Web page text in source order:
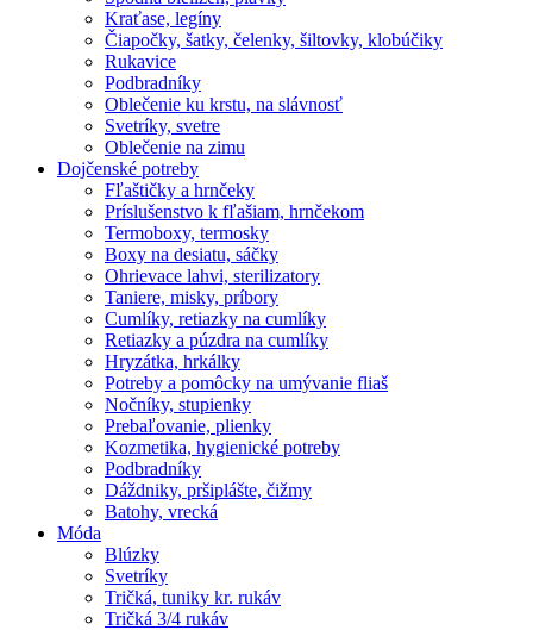
Kraťase, legíny
Čiapočky, šatky, čelenky, šiltovky, klobúčiky
Rukavice
Podbradníky
Oblečenie ku krstu, na slávnosť
Svetríky, svetre
Oblečenie na zimu
Dojčenské potreby
Fľaštičky a hrnčeky
Príslušenstvo k fľašiam, hrnčekom
Termoboxy, termosky
Boxy na desiatu, sáčky
Ohrievace lahvi, sterilizatory
Taniere, misky, príbory
Cumlíky, retiazky na cumlíky
Retiazky a púzdra na cumlíky
Hryzátka, hrkálky
Potreby a pomôcky na umývanie fliaš
Nočníky, stupienky
Prebaľovanie, plienky
Kozmetika, hygienické potreby
Podbradníky
Dáždniky, pršiplášte, čižmy
Batohy, vrecká
Móda
Blúzky
Svetríky
Tričká, tuniky kr. rukáv
Tričká 3/4 rukáv